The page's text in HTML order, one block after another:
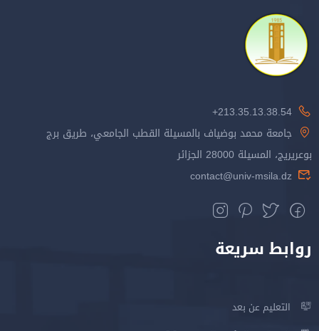
213.35.13.38.54+
جامعة محمد بوضياف بالمسيلة القطب الجامعي، طريق برج
بوعريريج، المسيلة 28000 الجزائر
contact@univ-msila.dz
روابط سريعة
التعليم عن بعد